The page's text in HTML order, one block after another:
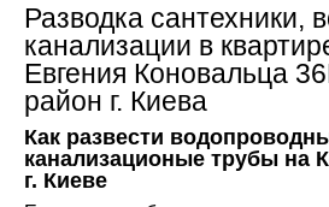
Разводка сантехники,
канализации в
Евгения Коновальца
район г. Киева
Как развести
канализационые трубы на
г. Киеве